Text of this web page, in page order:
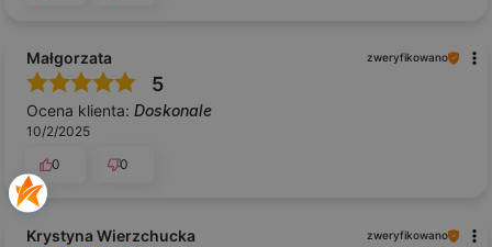
Małgorzata zweryfikowano
5
Ocena klienta: Doskonale
10/2/2025
0
0
Krystyna Wierzchucka zweryfikowano